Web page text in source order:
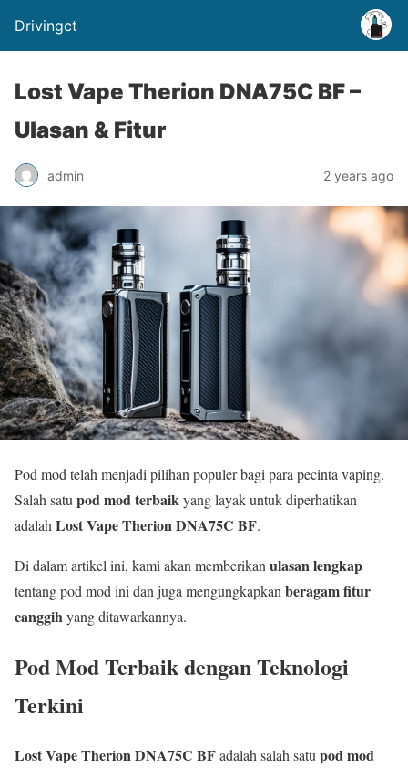
Drivingct
Lost Vape Therion DNA75C BF –
Ulasan & Fitur
admin 2 years ago
Pod mod telah menjadi pilihan populer bagi para pecinta vaping.
Salah satu pod mod terbaikyang layak untuk diperhatikan
adalah Lost Vape Therion DNA75C BF.
Di dalam artikel ini, kami akan memberikan ulasan lengkap
tentang pod mod ini dan juga mengungkapkan beragam fitur
canggihyang ditawarkannya.
Pod Mod Terbaik dengan Teknologi
Terkini
Lost Vape Therion DNA75C BFadalah salah satu pod mod